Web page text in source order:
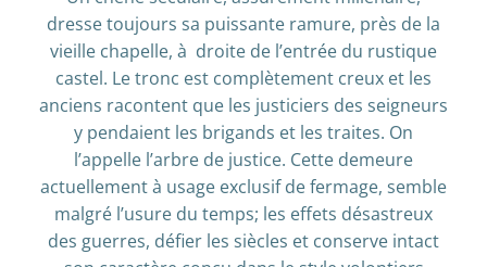
dresse toujours sa puissante ramure, près de la
vieille chapelle, à droite de l’entrée du rustique
castel. Le tronc est complètement creux et les
anciens racontent que les justiciers des seigneurs
y pendaient les brigands et les traites. On
l’appelle l’arbre de justice. Cette demeure
actuellement à usage exclusif de fermage, semble
malgré l’usure du temps; les effets désastreux
des guerres, défier les siècles et conserve intact